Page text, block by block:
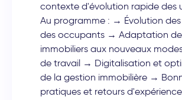
contexte d'évolution rapide des
Au programme : → Évolution
des occupants → Adaptation
immobiliers aux nouveaux
de travail → Digitalisation et
de la gestion immobilière →
pratiques et retours